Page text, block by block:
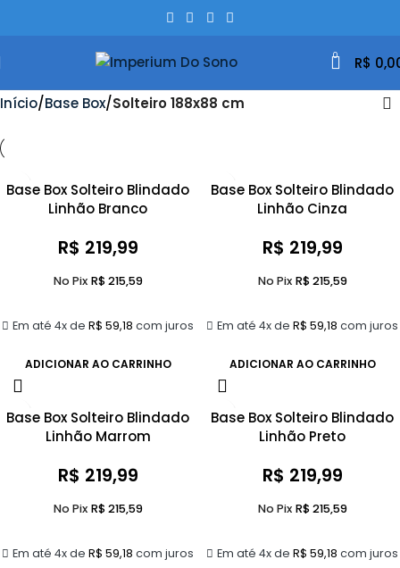
0 R$
Início Base Box Solteiro 188x88 cm
Base Box Solteiro Blindado
Linhão Branco
R$ 219,99
Em até 4x de R$ 59,18 com juros
No Pix R$215,59
ADICIONAR AO CARRINHO
Base Box Solteiro Blindado
Linhão Cinza
R$ 219,99
Em até 4x de R$ 59,18 com juros
No Pix R$215,59
ADICIONAR AO CARRINHO
Base Box Solteiro Blindado
Linhão Marrom
R$ 219,99
Em até 4x de R$ 59,18 com juros
No Pix R$215,59
Base Box Solteiro Blindado
Linhão Preto
R$ 219,99
Em até 4x de R$ 59,18 com juros
No Pix R$215,59